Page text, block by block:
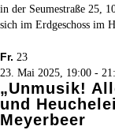
in der Seumestraße 25,
sich im Erdgeschoss im
Fr. 23
23. Mai 2025, 19:00 -
„Unmusik!
und
Meyerbeer